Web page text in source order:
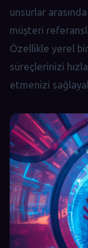
unsurlar
müşteri
Özellikle yerel bir
süreçlerinizi
etmenizi